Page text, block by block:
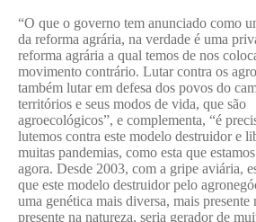
“O que o governo tem anunciado como
da reforma agrária, na verdade é uma
reforma agrária a qual temos de nos
movimento contrário. Lutar contra os
também lutar em defesa dos povos do
territórios e seus modos de vida, que são
agroecológicos”, e complementa, “é
lutemos contra este modelo destruidor e
muitas pandemias, como esta que
agora. Desde 2003, com a gripe aviária,
que este modelo destruidor pelo
uma genética mais diversa, mais presente
presente na natureza, seria gerador de